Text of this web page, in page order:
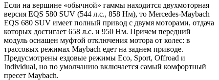
Если на вершине «обычной» гаммы находится двухмоторная
версия EQS 580 SUV (544 л.с., 858 Нм), то Mercedes-Maybach
EQS 680 SUV имеет полный привод с двумя моторами, отдача
которых достигает 658 л.с. и 950 Нм. Причем передний
модуль оснащен муфтой отключения мотора от колес: в
трассовых режимах Maybach едет на заднем приводе.
Предусмотрены ездовые режимы Eco, Sport, Offroad и
Individual, но по умолчанию включается самый комфортный
пресет Maybach.